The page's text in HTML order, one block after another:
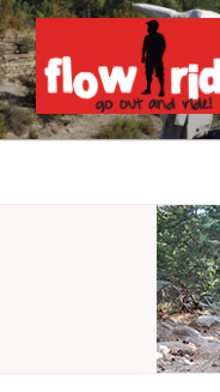
Saltar
al
contenido
GO OUT